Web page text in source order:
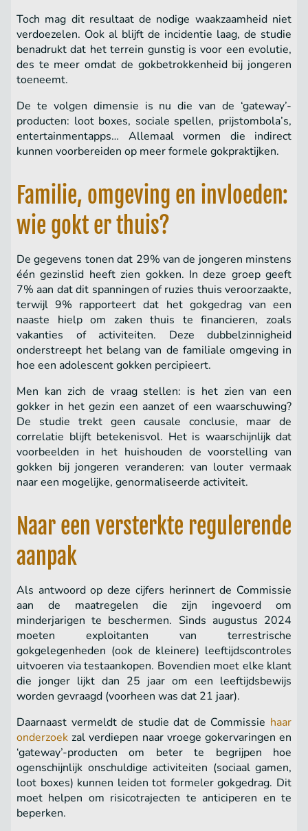
Toch mag dit resultaat de nodige waakzaamheid niet
verdoezelen. Ook al blijft de incidentie laag, de studie
benadrukt dat het terrein gunstig is voor een evolutie,
des te meer omdat de gokbetrokkenheid bij jongeren
toeneemt.
De te volgen dimensie is nu die van de ‘gateway’-
producten: loot boxes, sociale spellen, prijstombola’s,
entertainmentapps… Allemaal vormen die indirect
kunnen voorbereiden op meer formele gokpraktijken.
Familie, omgeving en invloeden:
wie gokt er thuis?
De gegevens tonen dat 29% van de jongeren minstens
één gezinslid heeft zien gokken. In deze groep geeft
7% aan dat dit spanningen of ruzies thuis veroorzaakte,
terwijl 9% rapporteert dat het gokgedrag van een
naaste hielp om zaken thuis te financieren, zoals
vakanties of activiteiten. Deze dubbelzinnigheid
onderstreept het belang van de familiale omgeving in
hoe een adolescent gokken percipieert.
Men kan zich de vraag stellen: is het zien van een
gokker in het gezin een aanzet of een waarschuwing?
De studie trekt geen causale conclusie, maar de
correlatie blijft betekenisvol. Het is waarschijnlijk dat
voorbeelden in het huishouden de voorstelling van
gokken bij jongeren veranderen: van louter vermaak
naar een mogelijke, genormaliseerde activiteit.
Naar een versterkte regulerende
aanpak
Als antwoord op deze cijfers herinnert de Commissie
aan de maatregelen die zijn ingevoerd om
minderjarigen te beschermen. Sinds augustus 2024
moeten exploitanten van terrestrische
gokgelegenheden (ook de kleinere) leeftijdscontroles
uitvoeren via test­aankopen. Bovendien moet elke klant
die jonger lijkt dan 25 jaar om een leeftijdsbewijs
worden gevraagd (voorheen was dat 21 jaar).
Daarnaast vermeldt de studie dat de Commissie haar
onderzoek zal verdiepen naar vroege gokervaringen en
‘gateway’-producten om beter te begrijpen hoe
ogenschijnlijk onschuldige activiteiten (sociaal gamen,
loot boxes) kunnen leiden tot formeler gokgedrag. Dit
moet helpen om risicotrajecten te anticiperen en te
beperken.